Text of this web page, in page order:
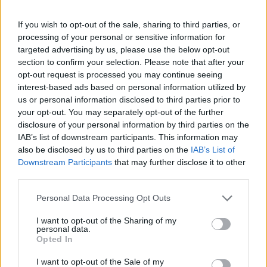
If you wish to opt-out of the sale, sharing to third parties, or
processing of your personal or sensitive information for
targeted advertising by us, please use the below opt-out
section to confirm your selection. Please note that after your
opt-out request is processed you may continue seeing
interest-based ads based on personal information utilized by
us or personal information disclosed to third parties prior to
your opt-out. You may separately opt-out of the further
disclosure of your personal information by third parties on the
IAB’s list of downstream participants. This information may
also be disclosed by us to third parties on the IAB’s List of
Downstream Participants that may further disclose it to other
Personal Data Processing Opt Outs
I want to opt-out of the Sharing of my
personal data.
Opted In
I want to opt-out of the Sale of my
gość
Techykardia a leki przeciwdepresyjne
Witam, od jakiegoś pół roku zmagam się z
techykardią (tetno ok 130). Byłem u kardiologa i
zapisał mi propanol. Mam go brać tylko wtedy
jak jest atak. Byłem też u psychiatry z powodu
depresji i lęku (który najprawdopodobniej jest
jeszcze gorzej. Tetno praktycznie caly czas w
isc znowu do kardiologa ( miałem robione usg i
ekg, wszystko ok) czy może do psychiatry?
Forum:Profilaktyka
POWIĄZANE
profilaktyka kardiologiczna